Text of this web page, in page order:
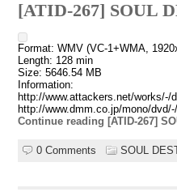
[ATID-267] SOUL
Format: WMV (VC-1+WMA,
Length: 128 min
Size: 5646.54 MB
Information:
http://www.attackers.net/works/-/
http://www.dmm.co.jp/mono/
Continue reading [ATID-267]
0 Comments SOUL